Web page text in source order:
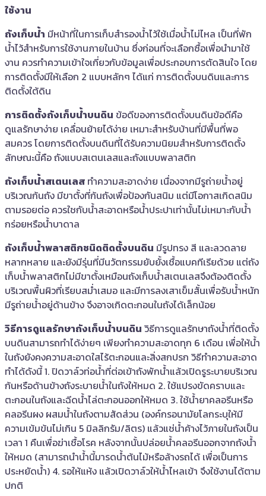
ใช้งาน
ถังเก็บน้ำ มีหน้าที่ในการเก็บสำรองน้ำไว้ใช้เมื่อน้ำไม่ไหล เป็นที่พัก
น้ำไว้สำหรับการใช้งานภายในบ้าน ซึ่งก่อนที่จะเลือกซื้อเพื่อนำมาใช้
งาน ควรทำความเข้าใจเกี่ยวกับข้อมูลเพื่อประกอบการตัดสินใจ โดย
การติดตั้งมีให้เลือก 2 แบบหลักๆ ได้แก่ การติดตั้งบนดินและการ
ติดตั้งใต้ดิน
การติดตั้งถังเก็บน้ำบนดิน ข้อดีของการติดตั้งบนดินข้อดีคือ
ดูแลรักษาง่าย เคลื่อนย้ายได้ง่าย เหมาะสำหรับบ้านที่มีพื้นที่พอ
สมควร โดยการติดตั้งบนดินที่ได้รับความนิยมสำหรับการติดตั้ง
ลักษณะนี้คือ ถังแบบสเตนเลสและถังแบบพลาสติก
ถังเก็บน้ำสเตนเลส ทำความสะอาดง่าย เนื่องจากมีรูถ่ายน้ำอยู่
บริเวณก้นถัง มีขาตั้งที่ก้นถังเพื่อป้องกันสนิม แต่มีโอกาสเกิดสนิม
ตามรอยต่อ ควรใชกับน้ำสะอาดหรือน้ำประปาเท่านั้นไม่เหมาะกับน้ำ
กร่อยหรือน้ำบาดาล
ถังเก็บน้ำพลาสติกชนิดติดตั้งบนดิน มีรูปทรง สี และลวดลาย
หลากหลาย และยังมีรุ่นที่มีนวัตกรรมยับยั้งเชื้อแบคทีเรียด้วย แต่ถัง
เก็บน้ำพลาสติกไม่มีขาตั้งเหมือนถังเก็บน้ำสเตนเลสจึงต้องติดตั้ง
บริเวณพื้นผิวที่เรียบสม่ำเสมอ และมีการลงเสาเข็มสั้นเพื่อรับน้ำหนัก
มีรูถ่ายน้ำอยู่ด้านข้าง จึงอาจเกิดตะกอนในถังได้เล็กน้อย
วิธีการดูแลรักษาถังเก็บน้ำบนดิน วิธีการดูแลรักษาถังน้ำที่ติดตั้ง
บนดินสามารถทำได้ง่ายๆ เพียงทำความสะอาดทุก 6 เดือน เพื่อให้น้ำ
ในถังยังคงความสะอาดใสไร้ตะกอนและสิ่งสกปรก วิธีทำความสะอาด
ทำได้ดังนี้ 1. ปิดวาล์วท่อน้ำที่ต่อเข้าถังพักน้ำแล้วเปิดรูระบายบริเวณ
ก้นหรือด้านข้างถังระบายน้ำในถังให้หมด 2. ใช้แปรงขัดคราบและ
ตะกอนในถังและฉีดน้ำไล่ตะกอนออกให้หมด 3. ใช้น้ำยาคลอรีนหรือ
คลอรีนผง ผสมน้ำในถังตามสัดส่วน (องค์กรอนามัยโลกระบุให้มี
ความเข้มข้นไม่เกิน 5 มิลลิกรัม/ลิตร) แล้วแช่น้ำค้างไว้ภายในถังเป็น
เวลา 1 คืนเพื่อฆ่าเชื้อโรค หลังจากนั้นปล่อยน้ำคลอรีนออกจากถังน้ำ
ให้หมด (สามารถนำน้ำนี้มารดน้ำต้นไม้หรือล้างรถได้ เพื่อเป็นการ
ประหยัดน้ำ) 4. รอให้แห้ง แล้วเปิดวาล์วให้น้ำไหลเข้า จึงใช้งานได้ตาม
ปกติ